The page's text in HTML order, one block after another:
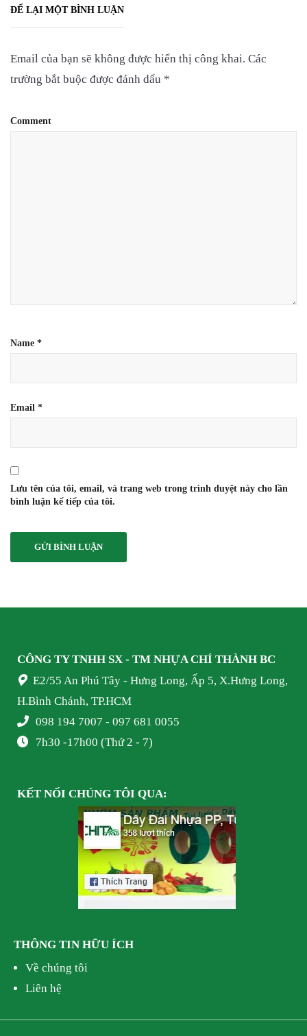
ĐỂ LẠI MỘT BÌNH LUẬN
Email của bạn sẽ không được hiển thị công khai. Các
trường bắt buộc được đánh dấu *
Comment
Name *
Email *
Lưu tên của tôi, email, và trang web trong trình duyệt này cho lần
bình luận kế tiếp của tôi.
CÔNG TY TNHH SX - TM NHỰACHÍ THÀNH BC
E2/55 An Phú Tây - Hưng Long, Ấp 5, X.Hưng Long,
H.Bình Chánh, TP.HCM
098 194 7007 - 097 681 0055
7h30 -17h00 (Thứ 2 - 7)
KẾT NỐI CHÚNG TÔI QUA:
THÔNG TIN HỮU ÍCH
Về chúng tôi
Liên hệ